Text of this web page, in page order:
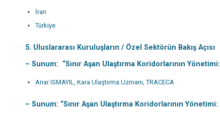
İran
Türkiye
5. Uluslararası Kuruluşların / Özel Sektörün Bakış Açısı
– Sunum: “Sınır Aşan Ulaştırma Koridorlarının
Anar ISMAYIL, Kara Ulaştırma Uzmanı, TRACECA
– Sunum: “Sınır Aşan Ulaştırma Koridorlarının